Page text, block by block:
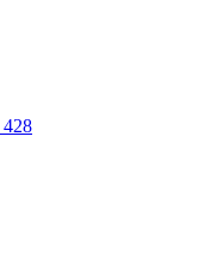
428